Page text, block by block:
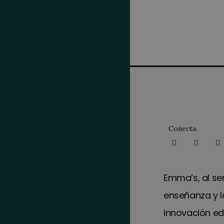
Conecta.
Emma’s, al
enseñanza y
innovación